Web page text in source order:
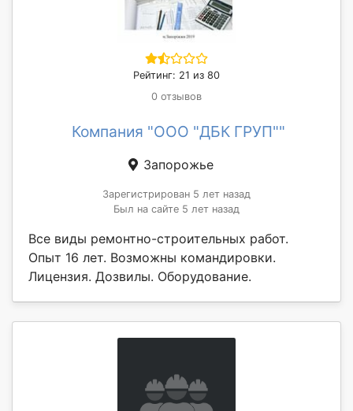
Рейтинг: 21 из 80
0 отзывов
Компания "ООО "ДБК ГРУП""
Запорожье
Зарегистрирован 5 лет назад
Был на сайте 5 лет назад
Все виды ремонтно-строительных работ.
Опыт 16 лет. Возможны командировки.
Лицензия. Дозвилы. Оборудование.